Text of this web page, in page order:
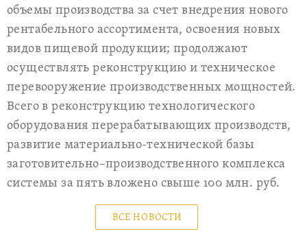
объемы производства за счет внедрения нового
рентабельного ассортимента, освоения новых
видов пищевой продукции; продолжают
осуществлять реконструкцию и техническое
перевооружение производственных мощностей.
Всего в реконструкцию технологического
оборудования перерабатывающих производств,
развитие материально-технической базы
заготовительно–производственного комплекса
системы за пять вложено свыше 100 млн. руб.
ВСЕ НОВОСТИ